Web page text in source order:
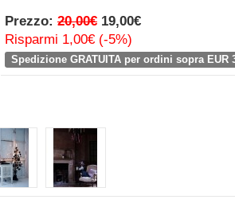
Prezzo: 20,00€ 19,00€
Risparmi 1,00€ (-5%)
Spedizione GRATUITA per ordini sopra EUR